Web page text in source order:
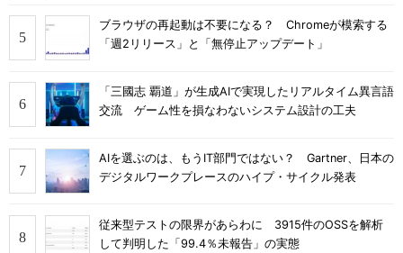
ブラウザの再起動は不要になる？ Chromeが模索する
「週2リリース」と「無停止アップデート」
「三國志 覇道」が生成AIで実現したリアルタイム異言語
交流 ゲーム性を損なわないシステム設計の工夫
AIを選ぶのは、もうIT部門ではない？ Gartner、日本の
デジタルワークプレースのハイプ・サイクル発表
従来型テストの限界があらわに 3915件のOSSを解析
して判明した「99.4％未報告」の実態